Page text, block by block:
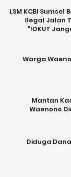
LSM KCBI
Ilegal Jalan
OKUT
Warga
Mantan
Waenono
Diduga Dana